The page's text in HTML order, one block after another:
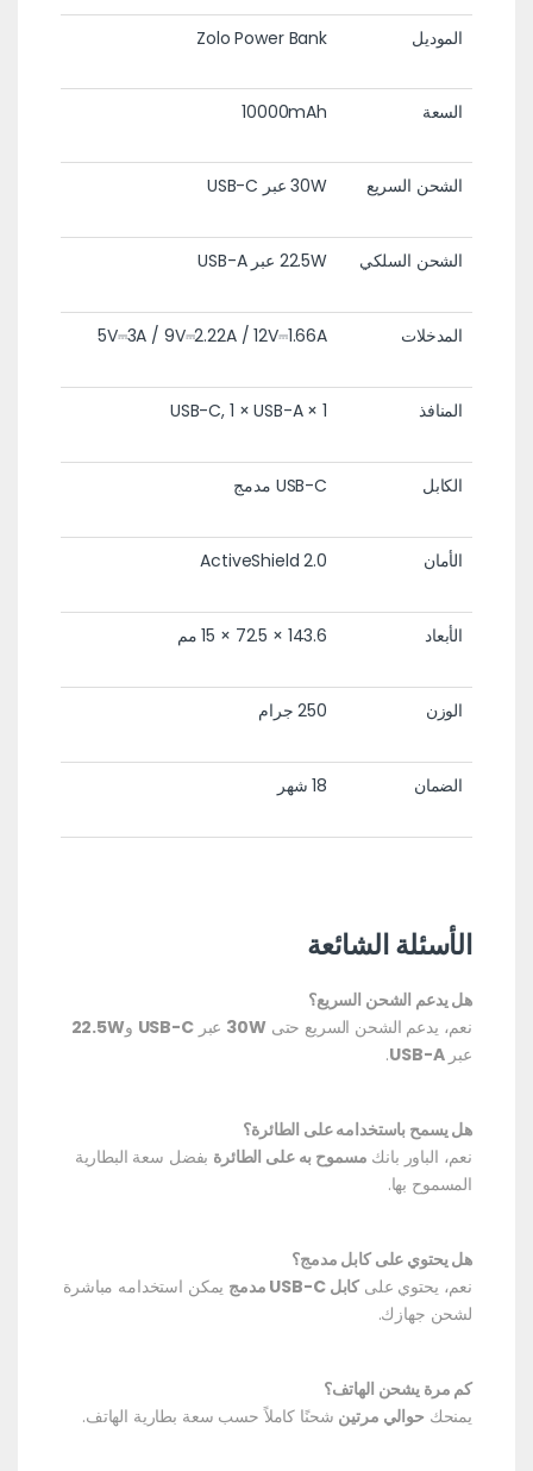
الموديل Zolo Power Bank
السعة 10000mAh
الشحن السريع 30W عبر USB-C
الشحن السلكي 22.5W عبر USB-A
المدخلات 5V⎓3A / 9V⎓2.22A / 12V⎓1.66A
المنافذ 1 × USB-C, 1 × USB-A
الكابل USB-C مدمج
الأمان ActiveShield 2.0
الأبعاد 143.6 × 72.5 × 15 مم
الوزن 250 جرام
الضمان 18 شهر
الأسئلة الشائعة
هل يدعم الشحن السريع؟
نعم، يدعم الشحن السريع حتى30W عبر USB-C و22.5W
عبرUSB-A
.
هل يسمح باستخدامه على الطائرة؟
نعم، الباور بانك مسموح به على الطائرة بفضل سعة البطارية
المسموح بها.
هل يحتوي على كابل مدمج؟
نعم، يحتوي علىكابل USB-C مدمج
يمكن استخدامه مباشرة
لشحن جهازك.
كم مرة يشحن الهاتف؟
يمنحك حوالي مرتين شحنًا كاملاً حسب سعة بطارية الهاتف.